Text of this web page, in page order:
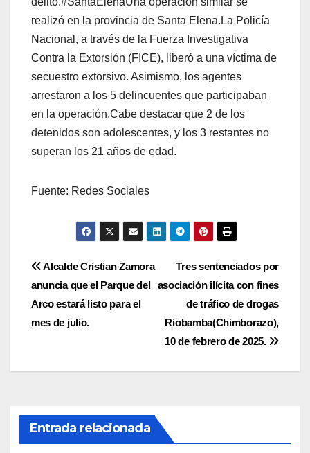
realizó en la provincia de Santa Elena.La Policía
Nacional, a través de la Fuerza Investigativa
Contra la Extorsión (FICE), liberó a una víctima de
secuestro extorsivo. Asimismo, los agentes
arrestaron a los 5 delincuentes que participaban
en la operación.Cabe destacar que 2 de los
detenidos son adolescentes, y los 3 restantes no
superan los 21 años de edad.
Fuente: Redes Sociales
Navegación
de
entradas
Tres sentenciados por
asociación ilícita con fines
de tráfico de drogas
Riobamba(Chimborazo),
10 de febrero de 2025.
Alcalde Cristian Zamora
anuncia que el Parque del
Arco estará listo para el
mes de julio.
Entrada relacionada